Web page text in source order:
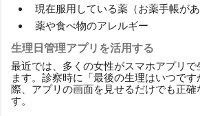
現在服用している薬（お薬手帳があ
薬や食べ物のアレルギー
生理日管理アプリを活用する
最近では、多くの女性がスマホアプリ
ます。診察時に「最後の生理はいつです
際、アプリの画面を見せるだけでも正確
す。